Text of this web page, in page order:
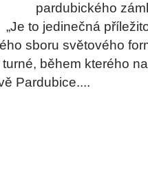
pardubického
to jedinečná
sboru světového
během kterého
Pardubice....